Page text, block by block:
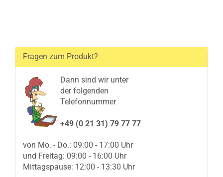
Fragen zum Produkt?
Dann sind wir unter
der folgenden
Telefonnummer
+49 (0 21 31) 79 77 77
von Mo. - Do.: 09:00 - 17:00 Uhr
und Freitag: 09:00 - 16:00 Uhr
Mittagspause: 12:00 - 13:30 Uhr